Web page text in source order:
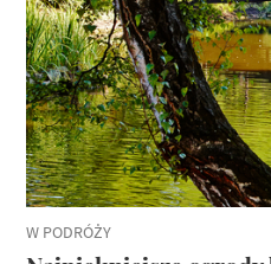
W PODRÓŻY